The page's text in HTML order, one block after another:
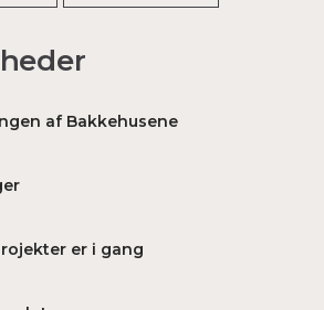
af Bakkehusene
er i gang